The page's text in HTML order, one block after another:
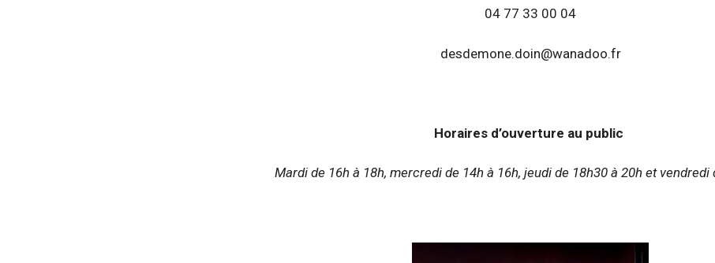
04 77 33 00 04
desdemone.doin@wanadoo.fr
Horaires d’ouverture au public
Mardi de 16h à 18h, mercredi de 14h à 16h, jeudi de 18h30 à 20h et vendredi